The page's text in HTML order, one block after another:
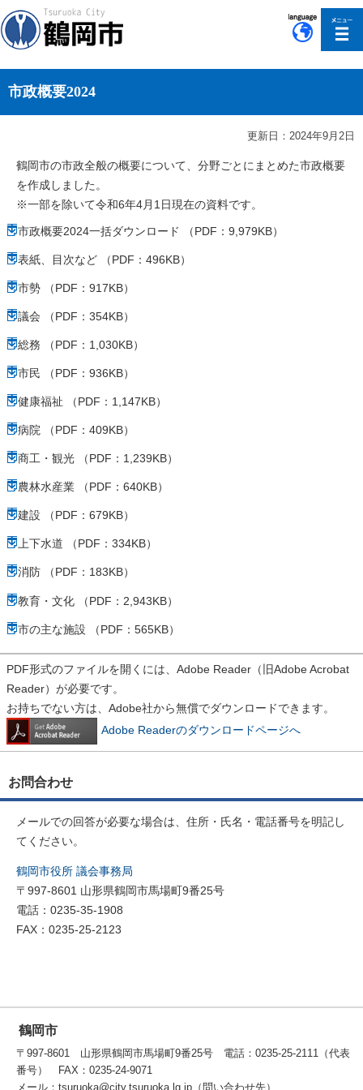
市政概要2024
更新日：2024年9月2日
鶴岡市の市政全般の概要について、分野ごとにまとめた市政概要
を作成しました。
※一部を除いて令和6年4月1日現在の資料です。
市政概要2024一括ダウンロード （PDF：9,979KB）
表紙、目次など （PDF：496KB）
市勢 （PDF：917KB）
議会 （PDF：354KB）
総務 （PDF：1,030KB）
市民 （PDF：936KB）
健康福祉 （PDF：1,147KB）
病院 （PDF：409KB）
商工・観光 （PDF：1,239KB）
農林水産業 （PDF：640KB）
建設 （PDF：679KB）
上下水道 （PDF：334KB）
消防 （PDF：183KB）
教育・文化 （PDF：2,943KB）
市の主な施設 （PDF：565KB）
PDF形式のファイルを開くには、Adobe Reader（旧Adobe Acrobat
Reader）が必要です。
お持ちでない方は、Adobe社から無償でダウンロードできます。
Adobe Readerのダウンロードページへ
お問合わせ
メールでの回答が必要な場合は、住所・氏名・電話番号を明記し
てください。
鶴岡市役所 議会事務局
〒997-8601 山形県鶴岡市馬場町9番25号
電話：0235-35-1908
FAX：0235-25-2123
鶴岡市
〒997-8601 山形県鶴岡市馬場町9番25号 電話：0235-25-2111（代表
番号） FAX：0235-24-9071
メール：tsuruoka@city.tsuruoka.lg.jp（問い合わせ先）